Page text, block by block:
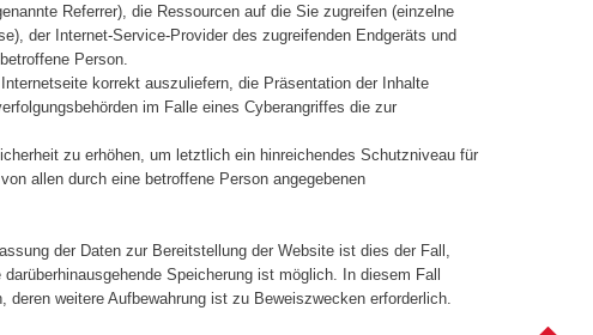
Referrer), die Ressourcen auf die Sie zugreifen (einzelne
der Internet-Service-Provider des zugreifenden Endgeräts und
Person.
korrekt auszuliefern, die Präsentation der Inhalte
im Falle eines Cyberangriffes die zur
zu erhöhen, um letztlich ein hinreichendes Schutzniveau für
allen durch eine betroffene Person angegebenen
der Daten zur Bereitstellung der Website ist dies der Fall,
Speicherung ist möglich. In diesem Fall
weitere Aufbewahrung ist zu Beweiszwecken erforderlich.